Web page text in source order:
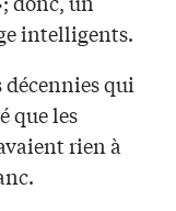
intelligents.
décennies qui
que les
rien à